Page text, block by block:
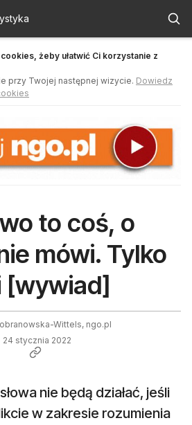
ngo.pl
żeby ułatwić Ci korzystanie z
przy Twojej następnej wizycie. Dowiedz
to coś, o
mówi. Tylko
[wywiad]
Wittels, ngo.pl
24 stycznia 2022
nie będą działać, jeśli
w zakresie rozumienia